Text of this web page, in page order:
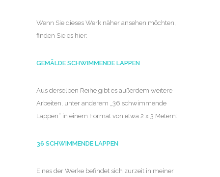
Wenn Sie dieses Werk näher ansehen möchten,
finden Sie es hier:
GEMÄLDE SCHWIMMENDE LAPPEN
Aus derselben Reihe gibt es außerdem weitere
Arbeiten, unter anderem „36 schwimmende
Lappen“ in einem Format von etwa 2 x 3 Metern:
36 SCHWIMMENDE LAPPEN
Eines der Werke befindet sich zurzeit in meiner